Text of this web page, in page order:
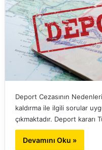
Deport Cezasının
kaldırma ile ilgili sorular
çıkmaktadır. Deport kararı
Devamını Oku »